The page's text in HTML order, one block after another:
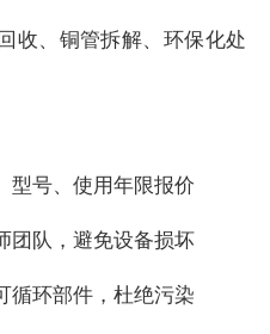
收、铜管拆解、环保化处
型号、使用年限报价
团队，避免设备损坏
循环部件，杜绝污染